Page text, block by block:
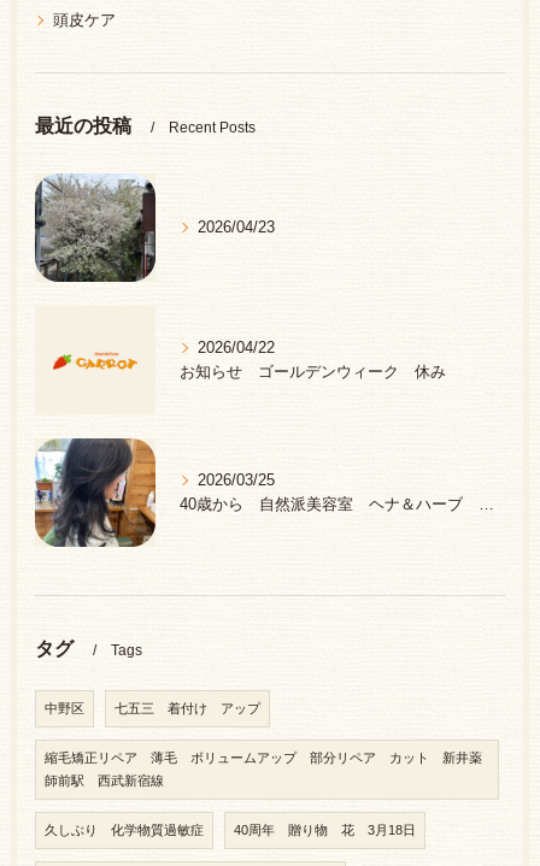
頭皮ケア
最近の投稿 Recent Posts
2026/04/23
2026/04/22
お知らせ ゴールデンウィーク 休み
2026/03/25
40歳から 自然派美容室 ヘナ＆ハーブ 中野区 新井薬師前駅
タグ Tags
中野区 七五三 着付け アップ
縮毛矯正リペア 薄毛 ボリュームアップ 部分リペア カット 新井薬
師前駅 西武新宿線
久しぶり 化学物質過敏症 40周年 贈り物 花 3月18日